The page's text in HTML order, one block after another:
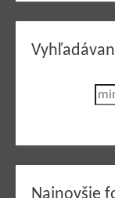
Najnovšie